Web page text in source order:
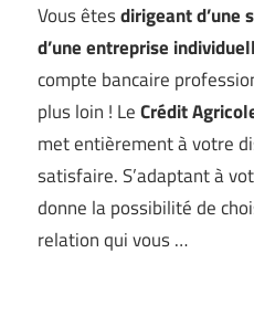
Vous êtesdirigeant d’une
d’une entreprise
compte bancaire
plus loin ! LeCrédit
met entièrement à votre
satisfaire. S’adaptant à
donne la possibilité de
relation qui vous …